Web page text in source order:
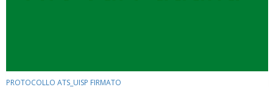
PROTOCOLLO ATS_UISP FIRMATO